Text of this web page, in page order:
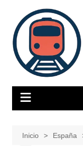
contenido
Inicio España